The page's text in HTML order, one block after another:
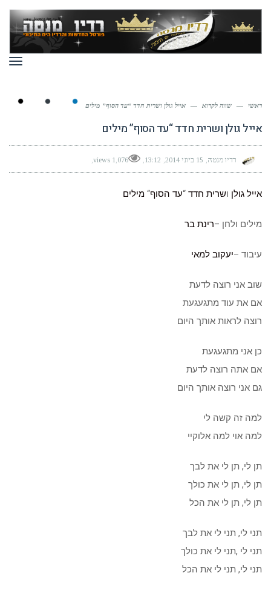
ראשי — שווה לקרוא — אייל גולן ושרית חדד “עד הסוף” מילים
אייל גולן ושרית חדד “עד הסוף” מילים
רדיו מנטה 15 ביוני 2014 13:12
1,076 views
אייל גולן ושרית חדד “עד הסוף“ מילים
מילים ולחן –רינת בר
עיבוד –יעקוב למאי
שוב אני רוצה לדעת
אם את עוד מתגעגעת
רוצה לראות אותך היום
כן אני מתגעגעת
אם אתה רוצה לדעת
גם אני רוצה אותך היום
למה זה קשה לי
למה אוי למה אלוקיי
תן לי, תן לי את לבך
תן לי, תן לי את כולך
תן לי, תן לי את הכל
תני לי, תני לי את לבך
תני לי ,תני לי את כולך
תני לי, תני לי את הכל